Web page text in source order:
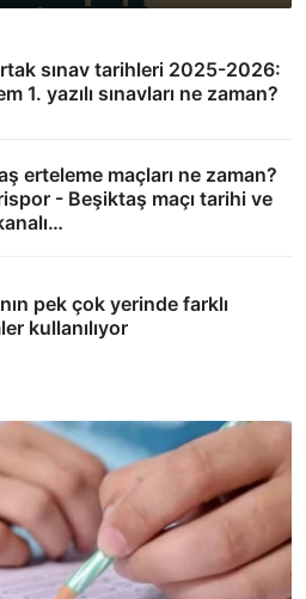
sınav tarihleri 2025-2026:
1. yazılı sınavları ne zaman?
erteleme maçları ne zaman?
- Beşiktaş maçı tarihi ve
pek çok yerinde farklı
kullanılıyor